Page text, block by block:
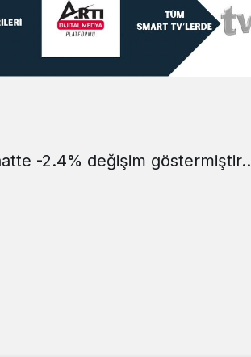
Sistem Modu
Sistem modunu seçin.
-2.4% değişim göstermiştir..